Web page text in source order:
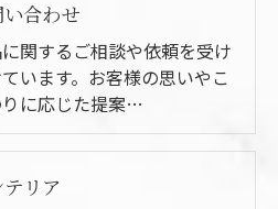
い合わせ
関するご相談や依頼を受け
います。お客様の思いやこ
に応じた提案…
テリア